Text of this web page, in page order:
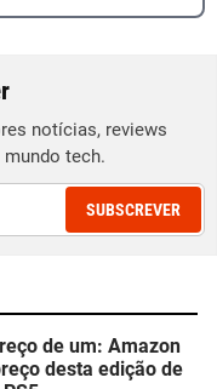
notícias, reviews
tech.
SUBSCREVER
de um: Amazon
desta edição de